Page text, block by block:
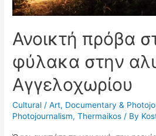
Ανοικτή πρόβα
φύλακα στην
Αγγελοχωρίου
Cultural / Art, Documentary &
Photojournalism,Thermaikos / By